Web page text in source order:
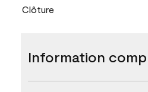
Clôture
Information